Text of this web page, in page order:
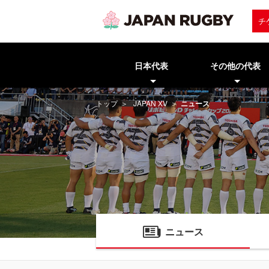
チ
日本代表 その他の代表
トップ JAPAN XV ニュース
ニュース